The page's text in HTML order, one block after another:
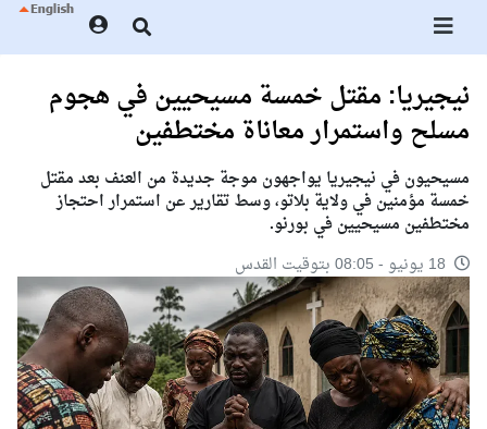
نيجيريا: مقتل خمسة مسيحيين في هجوم
مسلح واستمرار معاناة مختطفين
مسيحيون في نيجيريا يواجهون موجة جديدة من العنف بعد مقتل
خمسة مؤمنين في ولاية بلاتو، وسط تقارير عن استمرار احتجاز
مختطفين مسيحيين في بورنو.